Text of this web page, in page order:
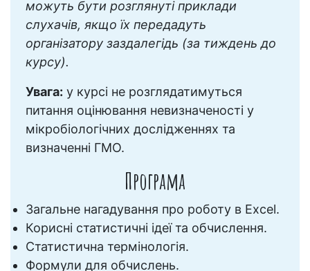
можуть бути розглянуті приклади
слухачів, якщо їх передадуть
організатору заздалегідь (за тиждень до
курсу).
Увага: у курсі не розглядатимуться
питання оцінювання невизначеності у
мікробіологічних дослідженнях та
визначенні ГМО.
Програма
Загальне нагадування про роботу в Excel.
Корисні статистичні ідеї та обчислення.
Статистична термінологія.
Формули для обчислень.